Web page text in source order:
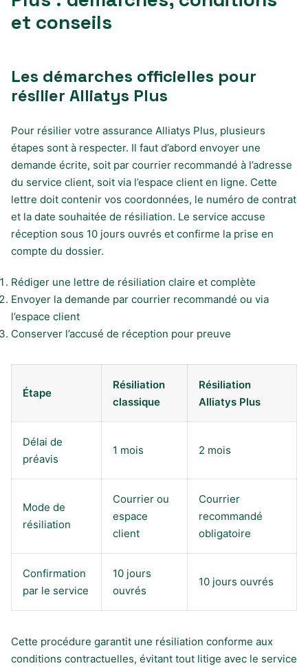
et conseils
Les démarches officielles pour
résilier Alliatys Plus
Pour résilier votre assurance Alliatys Plus, plusieurs
étapes sont à respecter. Il faut d’abord envoyer une
demande écrite, soit par courrier recommandé à l’adresse
du service client, soit via l’espace client en ligne. Cette
lettre doit contenir vos coordonnées, le numéro de contrat
et la date souhaitée de résiliation. Le service accuse
réception sous 10 jours ouvrés et confirme la prise en
compte du dossier.
Rédiger une lettre de résiliation claire et complète
Envoyer la demande par courrier recommandé ou via
l’espace client
Conserver l’accusé de réception pour preuve
Étape
Résiliation
classique
Résiliation
Alliatys Plus
Délai de
préavis
1 mois 2 mois
Mode de
résiliation
Courrier ou
espace
client
Courrier
recommandé
obligatoire
Confirmation
par le service
10 jours
ouvrés
10 jours ouvrés
Cette procédure garantit une résiliation conforme aux
conditions contractuelles, évitant tout litige avec le service